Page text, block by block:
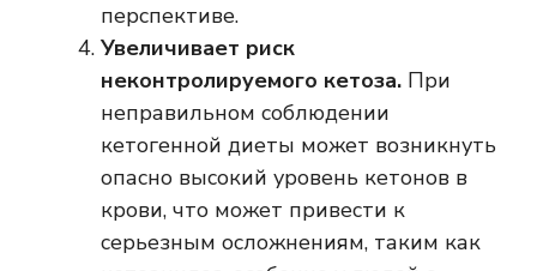
перспективе.
Увеличивает риск
неконтролируемого кетоза. При
неправильном соблюдении
кетогенной диеты может возникнуть
опасно высокий уровень кетонов в
крови, что может привести к
серьезным осложнениям, таким как